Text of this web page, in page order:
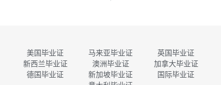
美国毕业证 马来亚毕业证
英国毕业证
新西兰毕业证
澳洲毕业证
加拿大毕业证
德国毕业证
新加坡毕业证
国际毕业证